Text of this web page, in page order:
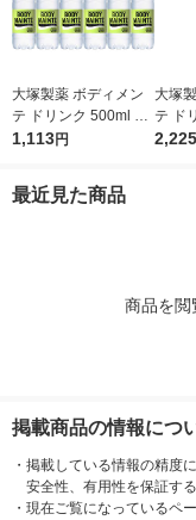
大塚製薬 ボディメン
テ ドリンク 500ml 1
セット（6本）
1,113円
大塚
テ ド
セッ
2,225
最近見た商品
商品を閲
掲載商品の情報につ
・ 掲載している情報の精度
安全性、有用性を保証す
・ 現在ご覧になっているペ